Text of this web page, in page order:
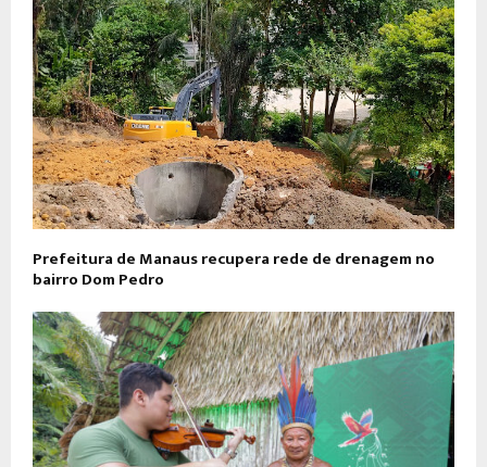
Prefeitura de Manaus recupera rede de drenagem no
bairro Dom Pedro